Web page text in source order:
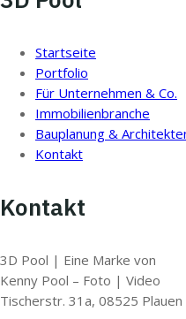
Startseite
Portfolio
Für Unternehmen & Co.
Immobilienbranche
Bauplanung &
Kontakt
Kontakt
3D Pool | Eine Marke von
Kenny Pool – Foto | Video
Tischerstr. 31a, 08525 Plauen